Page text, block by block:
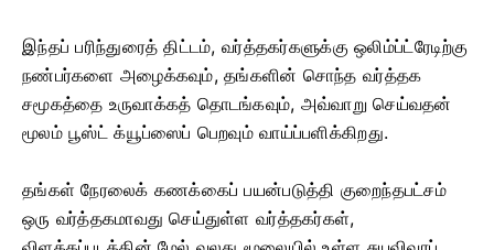
இந்தப் பரிந்துரைத் திட்டம், வர்த்தகர்களுக்கு ஒலிம்ப்ட்ரேடிற்கு
நண்பர்களை அழைக்கவும், தங்களின் சொந்த வர்த்தக
சமூகத்தை உருவாக்கத் தொடங்கவும், அவ்வாறு செய்வதன்
மூலம் பூஸ்ட் க்யூப்ஸைப் பெறவும் வாய்ப்பளிக்கிறது.
தங்கள் நேரலைக் கணக்கைப் பயன்படுத்தி குறைந்தபட்சம்
ஒரு வர்த்தகமாவது செய்துள்ள வர்த்தகர்கள்,